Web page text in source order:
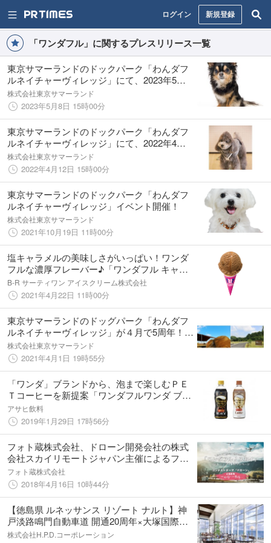
ログイン 新規登録
「ワンダフル」に関するプレスリリース一覧
東京サマーランドのドックパーク「わんダフ
ルネイチャーヴィレッジ」にて、2023年5月
13日（土）・14日（日）の2日間‟わんダフル
スプリングフェスタ”を開催
株式会社東京サマーランド
2023年5月8日 15時00分
東京サマーランドのドックパーク「わんダフ
ルネイチャーヴィレッジ」にて、2022年4月
23日（土）・24日（日）の2日間 開催！！
株式会社東京サマーランド
2022年4月12日 15時00分
東京サマーランドのドックパーク「わんダフ
ルネイチャーヴィレッジ」イベント開催！
株式会社東京サマーランド
2021年10月19日 11時00分
塩キャラメルの美味しさがいっぱい！ワンダ
フルな濃厚フレーバー♪「ワンダフル キャラ
メル プレッツェル」新発売！
B-R サーティワン アイスクリーム株式会社
2021年4月22日 11時00分
東京サマーランドのドッグパーク「わんダフ
ルネイチャーヴィレッジ」が４月で5周年！オ
ートキャンプ場 ヒルトップリニューアルオー
プン
株式会社東京サマーランド
2021年4月1日 19時55分
「ワンダ」ブランドから、泡まで楽しむＰＥ
Ｔコーヒーを新提案「ワンダフルワンダ ブラ
ック」 4月9日（火）新発売「ワンダフルワ
ンダ ラテ」 5月14日（火）新発売
アサヒ飲料
2019年1月29日 17時56分
フォト蔵株式会社、ドローン開発会社の株式
会社スカイリモートジャパン主催によるフォ
トコンテスト「ワンダフル！スカイ」を開催
フォト蔵株式会社
2018年4月16日 10時44分
【徳島県 ルネッサンス リゾート ナルト】神
戸淡路鳴門自動車道 開通20周年×大塚国際美
術館 開館20周年 戌年はワン！ダフルアニバー
株式会社H.P.D.コーポレーション